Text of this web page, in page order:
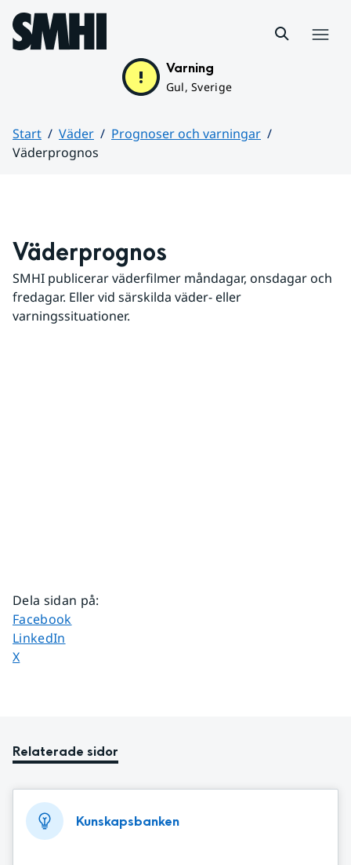
Hoppa till sidans innehåll
Varning
Gul, Sverige
Start Väder
Prognoser och varningar
Väderprognos
Väderprognos
SMHI publicerar väderfilmer måndagar, onsdagar och
fredagar. Eller vid särskilda väder- eller
varningssituationer.
Dela sidan på:
Dela sidan på
Facebook
Dela sidan på
LinkedIn
Dela sidan på
X
Relaterade sidor
Kunskapsbanken